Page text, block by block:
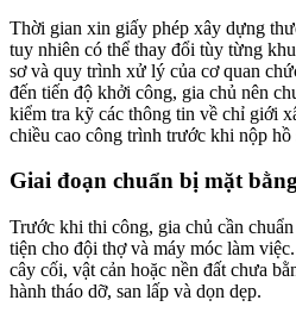
Thời gian xin giấy phép xây dựng
tuy nhiên có thể thay đổi tùy từng
sơ và quy trình xử lý của cơ quan
đến tiến độ khởi công, gia chủ nên
kiểm tra kỹ các thông tin về chỉ giới
chiều cao công trình trước khi nộp hồ
Giai đoạn chuẩn bị mặt
Trước khi thi công, gia chủ cần
tiện cho đội thợ và máy móc làm
cây cối, vật cản hoặc nền đất chưa
hành tháo dỡ, san lấp và dọn dẹp.